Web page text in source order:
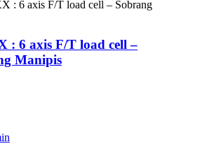
: 6 axis F/T load cell –
Manipis